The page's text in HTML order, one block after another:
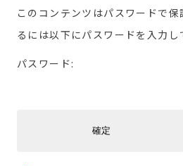
このコンテンツはパスワードで
るには以下にパスワードを入力し
パスワード: